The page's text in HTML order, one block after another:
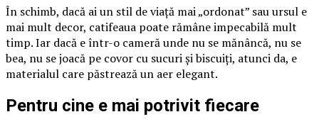
În schimb, dacă ai un stil de viață mai „ordonat” sau ursul e
mai mult decor, catifeaua poate rămâne impecabilă mult
timp. Iar dacă e într-o cameră unde nu se mănâncă, nu se
bea, nu se joacă pe covor cu sucuri și biscuiți, atunci da, e
materialul care păstrează un aer elegant.
Pentru cine e mai potrivit fiecare